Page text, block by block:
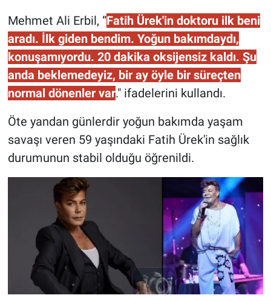
Mehmet Ali Erbil, “Fatih Ürek'in doktoru ilk beni
aradı. İlk giden bendim. Yoğun bakımdaydı,
konuşamıyordu. 20 dakika oksijensiz kaldı. Şu
anda beklemedeyiz, bir ay öyle bir süreçten
normal dönenler var." ifadelerini kullandı.
Öte yandan günlerdir yoğun bakımda yaşam
savaşı veren 59 yaşındaki Fatih Ürek'in sağlık
durumunun stabil olduğu öğrenildi.